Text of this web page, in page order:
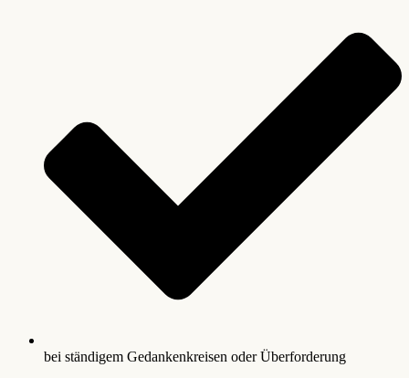
bei ständigem Gedankenkreisen oder Überforderung